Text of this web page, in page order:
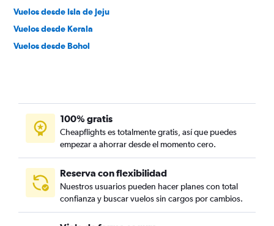
Vuelos desde Isla de Jeju
Vuelos desde Kerala
Vuelos desde Bohol
100% gratis
Cheapflights es totalmente gratis, así que puedes
empezar a ahorrar desde el momento cero.
Reserva con flexibilidad
Nuestros usuarios pueden hacer planes con total
confianza y buscar vuelos sin cargos por cambios.